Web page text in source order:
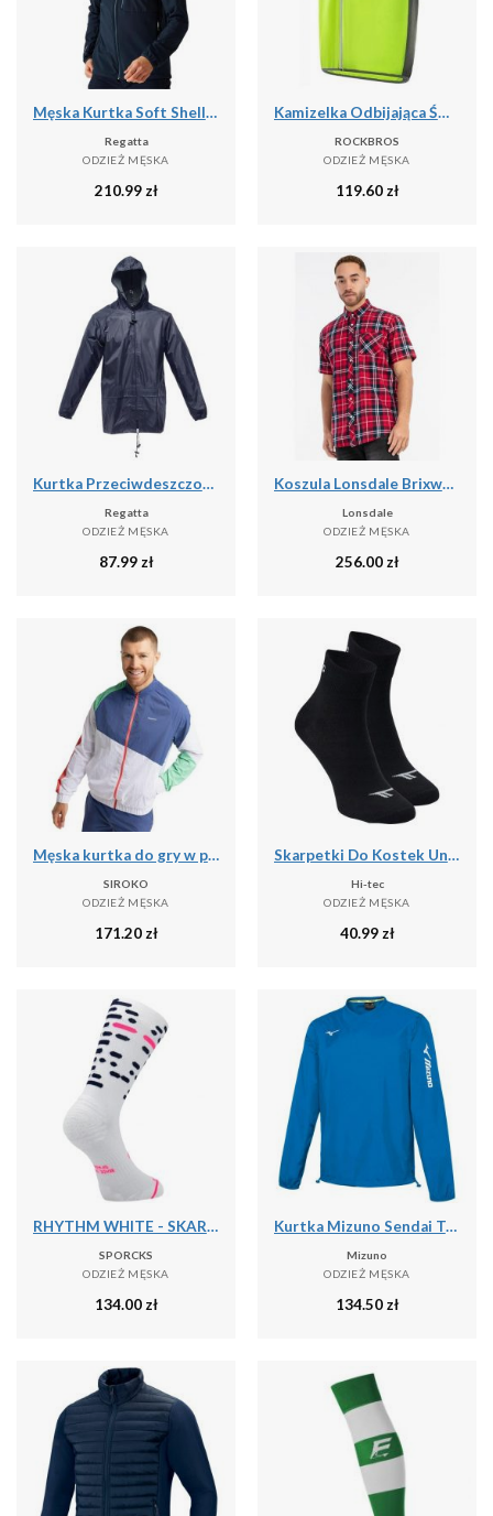
Męska Kurtka Soft Shell Mountdale
Regatta
ODZIEŻ MĘSKA
210.99zł
Kamizelka Odbijająca Światło z Poliestru Kurtka Bezpieczeństwa Nocna
ROCKBROS
ODZIEŻ MĘSKA
119.60zł
Kurtka Przeciwdeszczowa Męska Stormbreak
Regatta
ODZIEŻ MĘSKA
87.99zł
Koszula Lonsdale Brixworth
Lonsdale
ODZIEŻ MĘSKA
256.00zł
Męska kurtka do gry w padla Padel Siroko Backspin Erit
SIROKO
ODZIEŻ MĘSKA
171.20zł
Skarpetki Do Kostek Unisex Dla Dorosłych Chire
Hi-tec
ODZIEŻ MĘSKA
40.99zł
RHYTHM WHITE - SKARPETKI DO BIEGANIA
SPORCKS
ODZIEŻ MĘSKA
134.00zł
Kurtka Mizuno Sendai Trad
Mizuno
ODZIEŻ MĘSKA
134.50zł